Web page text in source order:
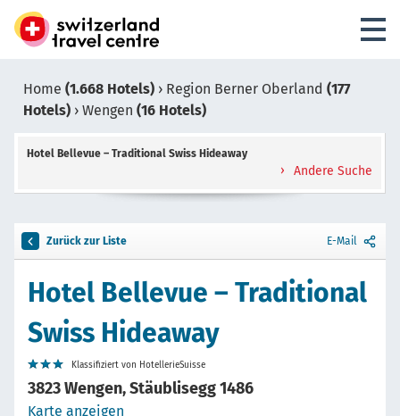
Home (1.668 Hotels) › Region Berner Oberland (177
Hotels) › Wengen (16 Hotels)
Hotel Bellevue – Traditional Swiss Hideaway
Andere Suche
Zurück zur Liste E-Mail
Hotel Bellevue – Traditional
Swiss Hideaway
Klassifiziert von HotellerieSuisse
3823 Wengen, Stäublisegg 1486
Karte anzeigen